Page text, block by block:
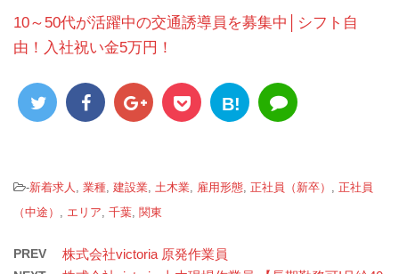
10～50代が活躍中の交通誘導員を募集中│シフト自
由！入社祝い金5万円！
B!
-新着求人 業種 建設業 土木業 雇用形態 正社員（新卒）
正社員
（中途）
エリア 千葉 関東
PREV 株式会社victoria 原発作業員